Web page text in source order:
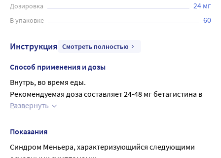
Дозировка 24 мг
В упаковке 60
Инструкция Смотреть полностью
Способ применения и дозы
Внутрь, во время еды.
Рекомендуемая доза составляет 24-48 мг бетагистина в
день.
Таблетки 8 мг: по 1-2 таблетки 3 раза в сутки.
Таблетки 16 мг: по 1/2 - 1 таблетке 3 раза в сутки.
Таблетки 24 мг: по 1 таблетке 2 раза в сутки.
Развернуть
Показания
Синдром Меньера, характеризующийся следующими